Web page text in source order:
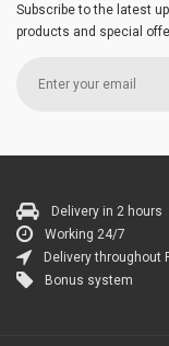
Subscribe to the latest
products and special
Delivery in 2 hours
Working 24/7
Delivery throughout
Bonus system